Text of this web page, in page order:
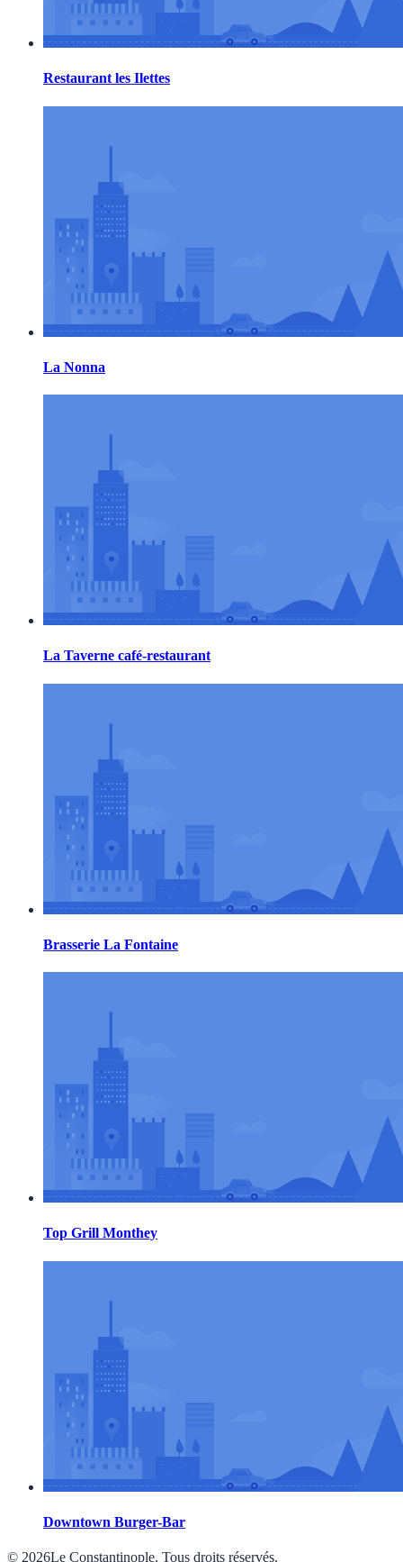
Restaurant les Ilettes
La Nonna
La Taverne café-restaurant
Brasserie La Fontaine
Top Grill Monthey
Downtown Burger-Bar
© 2026Le Constantinople. Tous droits réservés.